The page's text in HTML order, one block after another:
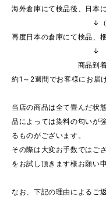
海外倉庫にて検品後、日本
↓（3~5日で
再度日本の倉庫にて検品、
↓
商品到
約1～2週間でお客様にお届
当店の商品は全て畳んだ状
品によっては染料の匂いが
るものがございます。
その際は大変お手数ではご
をお試し頂きます様お願い
なお、下記の理由によるご